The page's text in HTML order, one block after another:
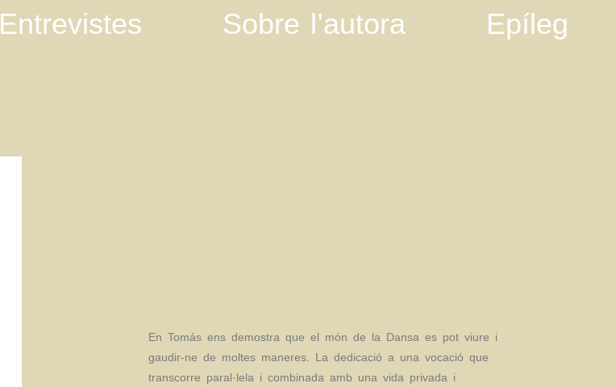
Entrevistes Sobre l’autora Epíleg
En Tomás ens demostra que el món de la Dansa es pot viure i
gaudir-ne de moltes maneres. La dedicació a una vocació que
transcorre paral·lela i combinada amb una vida privada i